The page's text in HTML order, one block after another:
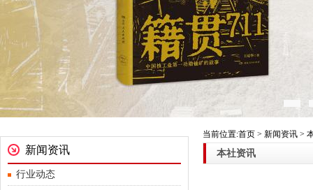
新闻资讯
行业动态
当前位置:首页 > 新闻资讯 >
本社资讯